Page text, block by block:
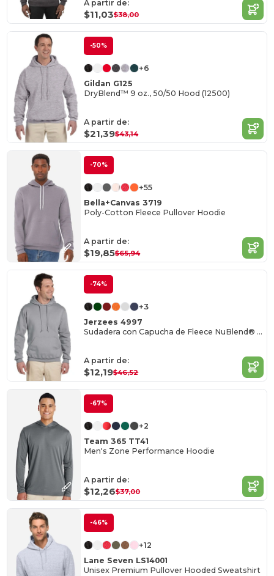
A partir de:
$11,03$38,00
-50%
+6
Gildan G125
DryBlend™ 9 oz., 50/50 Hood (12500)
A partir de:
$21,39$43,14
-70%
+55
Bella+Canvas 3719
Poly-Cotton Fleece Pullover Hoodie
A partir de:
$19,85$65,94
-74%
+3
Jerzees 4997
Sudadera con Capucha de Fleece NuBlend® 50/50
A partir de:
$12,19$46,52
-67%
+2
Team 365 TT41
Men's Zone Performance Hoodie
A partir de:
$12,26$37,00
-46%
+12
Lane Seven LS14001
Unisex Premium Pullover Hooded Sweatshirt